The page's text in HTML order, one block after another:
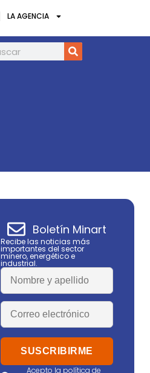
LA AGENCIA
HOSCH en Congresos APC y T&T Perú
Boletín Minart
Recibe las noticias más
importantes del sector
minero, energético e
industrial.
Acepto la política de